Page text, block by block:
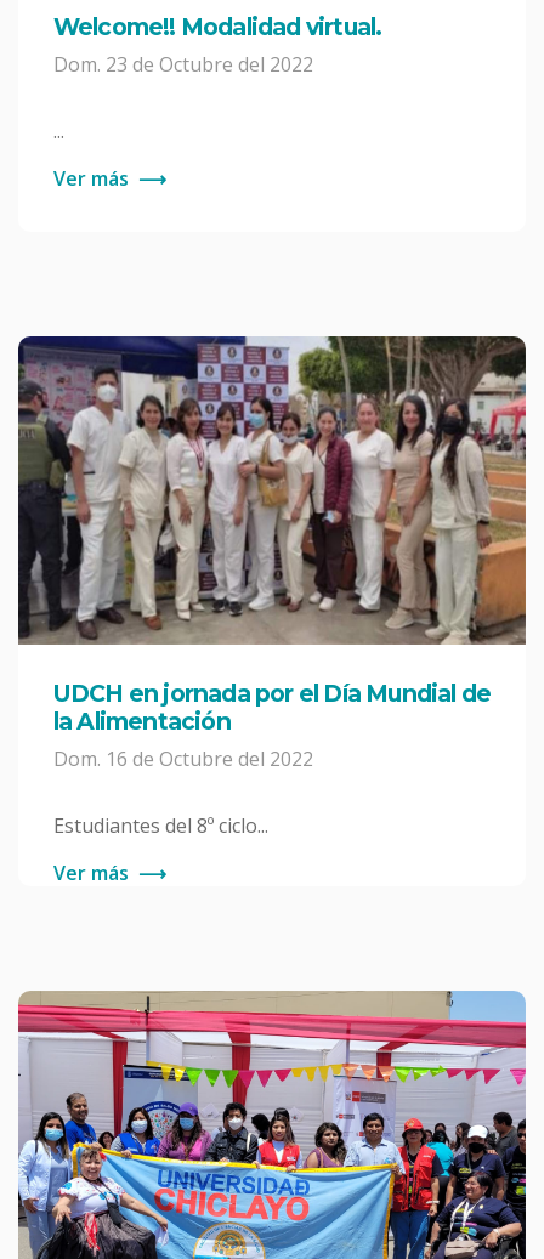
Welcome!! Modalidad virtual.
Dom. 23 de Octubre del 2022
...
Ver más ⟶
UDCH en jornada por el Día Mundial de
la Alimentación
Dom. 16 de Octubre del 2022
Estudiantes del 8º ciclo...
Ver más ⟶